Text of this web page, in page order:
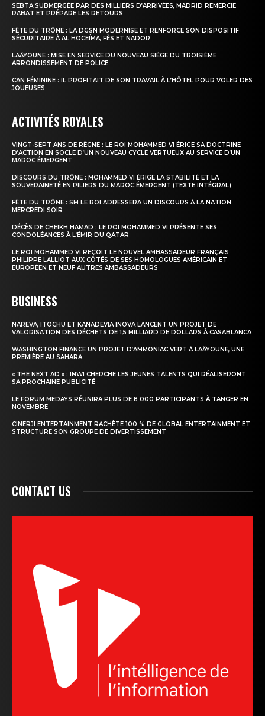
SEBTA SUBMERGÉE PAR DES MILLIERS D’ARRIVÉES, MADRID REMERCIE
RABAT ET PRÉPARE LES RETOURS
FÊTE DU TRÔNE : LA DGSN MODERNISE ET RENFORCE SON DISPOSITIF
SÉCURITAIRE À AL HOCEÏMA, FÈS ET NADOR
LAÂYOUNE : MISE EN SERVICE DU NOUVEAU SIÈGE DU TROISIÈME
ARRONDISSEMENT DE POLICE
CAN FÉMININE : IL PROFITAIT DE SON TRAVAIL À L’HÔTEL POUR VOLER DES
JOUEUSES
ACTIVITÉS ROYALES
VINGT-SEPT ANS DE RÈGNE : LE ROI MOHAMMED VI ÉRIGE SA DOCTRINE
D’ACTION EN SOCLE D’UN NOUVEAU CYCLE VERTUEUX AU SERVICE D’UN
MAROC ÉMERGENT
DISCOURS DU TRÔNE : MOHAMMED VI ÉRIGE LA STABILITÉ ET LA
SOUVERAINETÉ EN PILIERS DU MAROC ÉMERGENT (TEXTE INTÉGRAL)
FÊTE DU TRÔNE : SM LE ROI ADRESSERA UN DISCOURS À LA NATION
MERCREDI SOIR
DÉCÈS DE CHEIKH HAMAD : LE ROI MOHAMMED VI PRÉSENTE SES
CONDOLÉANCES À L’ÉMIR DU QATAR
LE ROI MOHAMMED VI REÇOIT LE NOUVEL AMBASSADEUR FRANÇAIS
PHILIPPE LALLIOT AUX CÔTÉS DE SES HOMOLOGUES AMÉRICAIN ET
EUROPÉEN ET NEUF AUTRES AMBASSADEURS
BUSINESS
NAREVA, ITOCHU ET KANADEVIA INOVA LANCENT UN PROJET DE
VALORISATION DES DÉCHETS DE 1,5 MILLIARD DE DOLLARS À CASABLANCA
WASHINGTON FINANCE UN PROJET D’AMMONIAC VERT À LAÂYOUNE, UNE
PREMIÈRE AU SAHARA
« THE NEXT AD » : INWI CHERCHE LES JEUNES TALENTS QUI RÉALISERONT
SA PROCHAINE PUBLICITÉ
LE FORUM MEDAYS RÉUNIRA PLUS DE 8 000 PARTICIPANTS À TANGER EN
NOVEMBRE
CINERJI ENTERTAINMENT RACHÈTE 100 % DE GLOBAL ENTERTAINMENT ET
STRUCTURE SON GROUPE DE DIVERTISSEMENT
CONTACT US